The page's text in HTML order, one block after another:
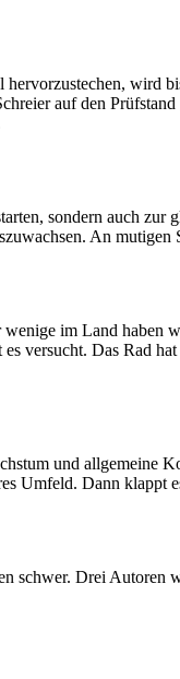
wird
auf den
sondern auch zur
An mutigen
im Land haben
versucht. Das Rad
und
Umfeld. Dann klappt
schwer. Drei